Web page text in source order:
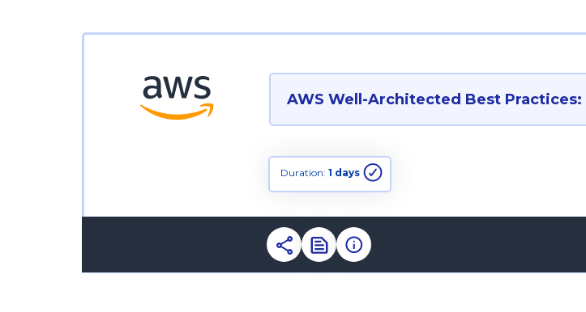
AWS Well-Architected Best Practices:
Duration:1 days